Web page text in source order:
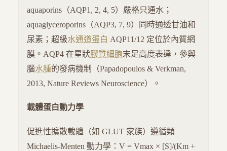
aquaporins（AQP1, 2, 4, 5）嚴格只通水；
aquaglyceroporins（AQP3, 7, 9）同時通透甘油和
尿素；超級水通道蛋白 AQP11/12 定位於內質網
膜。AQP4 在星狀膠質細胞末足高度表達，參與
腦水腫的發病機制（Papadopoulos & Verkman,
2013, Nature Reviews Neuroscience）。
載體蛋白動力學
促進性擴散載體（如 GLUT 家族）遵循類
Michaelis-Menten 動力學：V = Vmax × [S]/(Km +